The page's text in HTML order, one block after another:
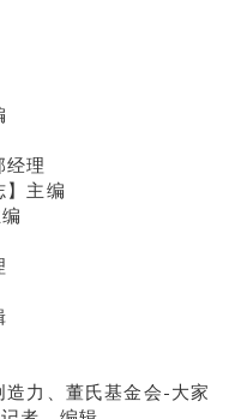
经理
】主编
造力、董氏基金会-大家